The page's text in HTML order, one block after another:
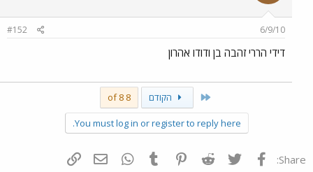
6/9/10
#152
דידי הררי זהבה בן ודודו אהרון
First הקודם 8 of 8
You must log in or register to reply here.
Share: פייסבוק Twitter
Reddit
Pinterest
Tumblr
WhatsAppדואר אלקטרוני